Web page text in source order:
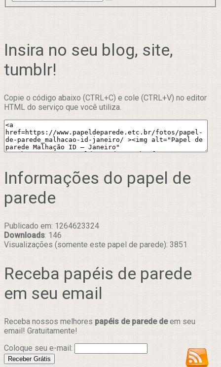
Insira no seu blog, site,
tumblr!
Copie o código abaixo (CTRL+C) e cole (CTRL+V) no editor
HTML do serviço que você utiliza.
Informações do papel de
parede
Publicado em: 1264623324
Downloads: 146
Visualizações (somente este papel de parede): 3851
Receba papéis de parede
em seu email
Receba nossos melhores papéis de parede deem seu
email! Gratuitamente!
Coloque seu e-mail: